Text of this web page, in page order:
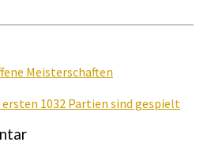
Meisterschaften
1032 Partien sind gespielt